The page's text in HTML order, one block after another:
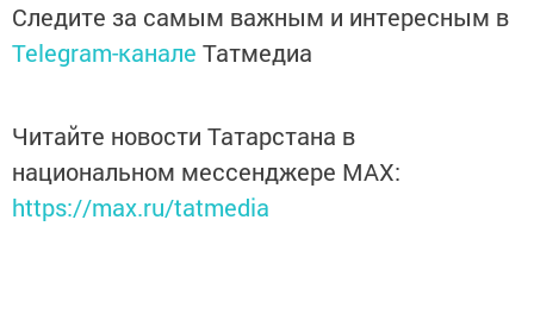
Следите за самым важным и интересным в
Telegram-канале Татмедиа
Читайте новости Татарстана в
национальном мессенджере MАХ:
https://max.ru/tatmedia